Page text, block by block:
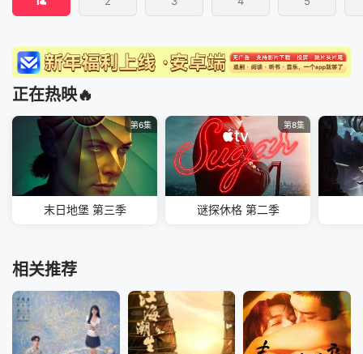
正在热映🔥
第6集
末日地堡 第三季
第8集
谜探休格 第二季
相关推荐